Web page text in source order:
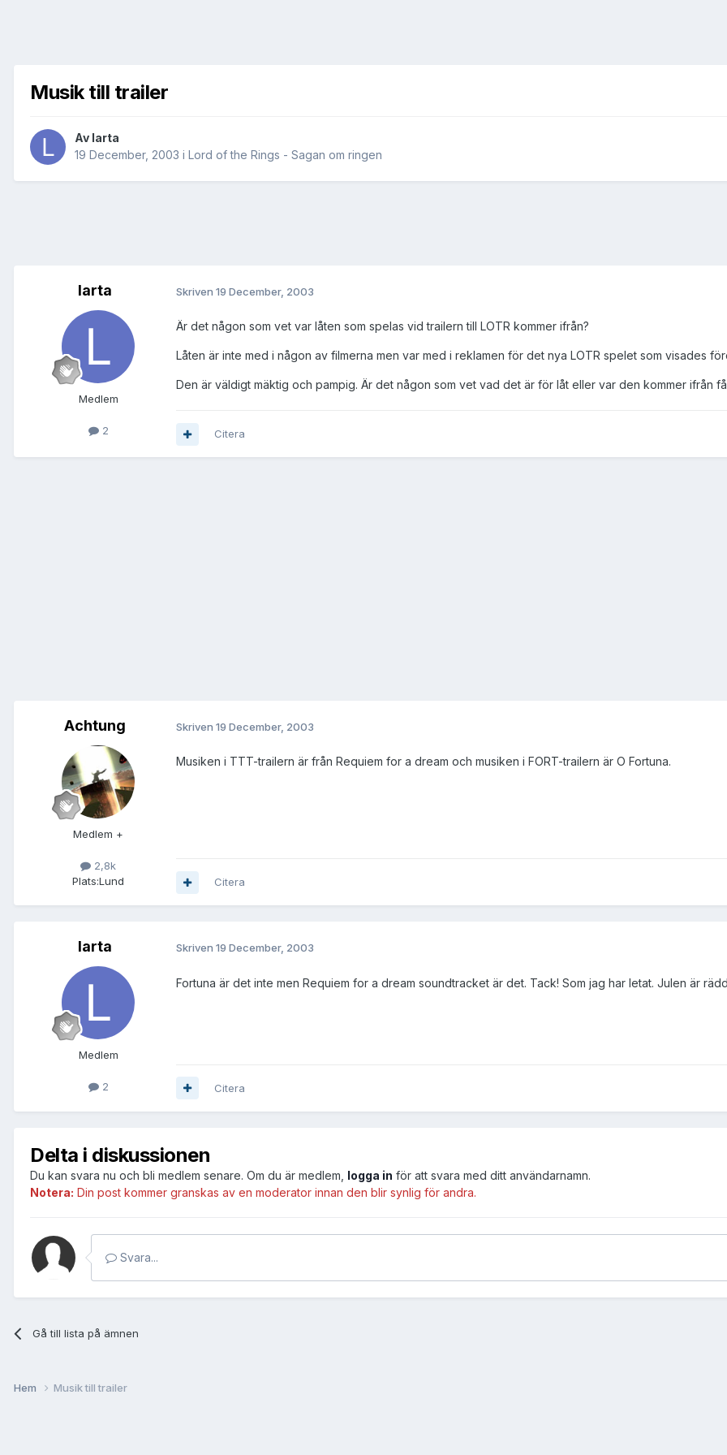
Musik till trailer
Av larta
19 December, 2003 i Lord of the Rings - Sagan om ringen
larta
Medlem
2
Skriven 19 December, 2003
Är det någon som vet var låten som spelas vid trailern till LOTR kommer ifrån?
Låten är inte med i någon av filmerna men var med i reklamen för det nya LOTR spelet som visades
Den är väldigt mäktig och pampig. Är det någon som vet vad det är för låt eller var den kommer ifrån
Citera
Achtung
Medlem +
2,8k
Plats:Lund
Skriven 19 December, 2003
Musiken i TTT-trailern är från Requiem for a dream och musiken i FORT-trailern är O Fortuna.
Citera
larta
Medlem
2
Skriven 19 December, 2003
Fortuna är det inte men Requiem for a dream soundtracket är det. Tack! Som jag har letat. Julen är
Citera
Delta i diskussionen
Du kan svara nu och bli medlem senare. Om du är medlem, logga in för att svara med ditt användarnamn.
Notera: Din post kommer granskas av en moderator innan den blir synlig för andra.
Svara...
Gå till lista på ämnen
Hem Musik till trailer